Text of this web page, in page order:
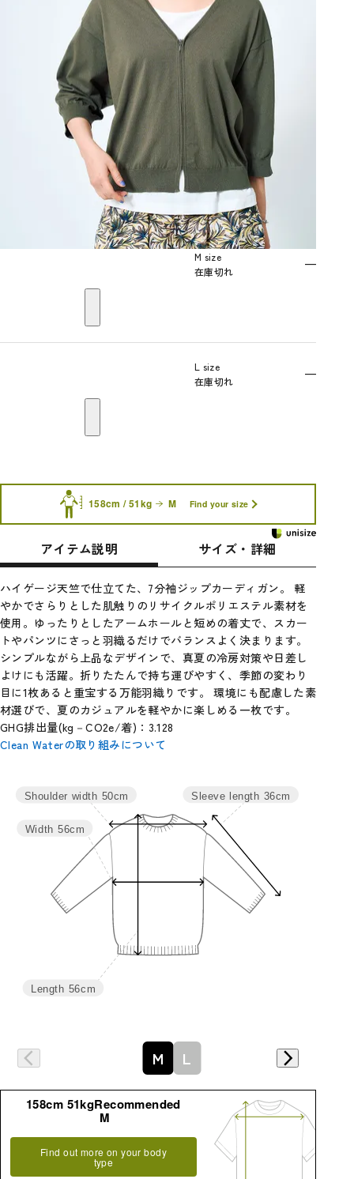
M size
在庫切れ
—
L size
在庫切れ
—
158cm / 51kg M Find your size
アイテム説明 サイズ・詳細
ハイゲージ天竺で仕立てた、7分袖ジップカーディガン。 軽
やかでさらりとした肌触りのリサイクルポリエステル素材を
使用。ゆったりとしたアームホールと短めの着丈で、スカー
トやパンツにさっと羽織るだけでバランスよく決まります。
シンプルながら上品なデザインで、真夏の冷房対策や日差し
よけにも活躍。折りたたんで持ち運びやすく、季節の変わり
目に1枚あると重宝する万能羽織りです。 環境にも配慮した素
材選びで、夏のカジュアルを軽やかに楽しめる一枚です。
GHG排出量(kg－CO2e/着)：3.128
Clean Waterの取り組みについて
サイズ 身丈 バスト
袖丈
56 50 112
58 120
Sleeve length 36cm
Length 56cm
Width 56cm
Shoulder width 50cm
M L
158cm 51kgRecommended
M
Find out more on your body
type